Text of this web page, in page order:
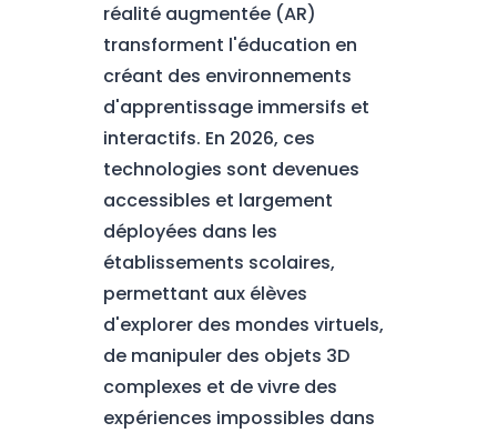
réalité augmentée (AR)
transforment l'éducation en
créant des environnements
d'apprentissage immersifs et
interactifs. En 2026, ces
technologies sont devenues
accessibles et largement
déployées dans les
établissements scolaires,
permettant aux élèves
d'explorer des mondes virtuels,
de manipuler des objets 3D
complexes et de vivre des
expériences impossibles dans